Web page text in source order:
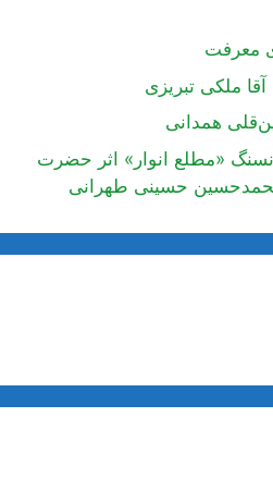
معرفت
ملکی تبریزی
همدانی
«مطلع انوار» اثر حضرت
محمدحسین حسینی طهرانی